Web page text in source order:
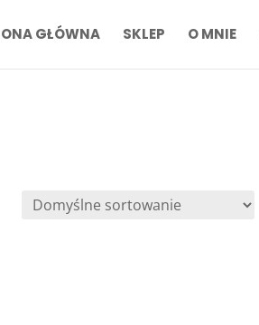
GŁÓWNA SKLEP O MNIE